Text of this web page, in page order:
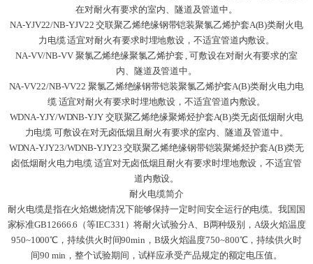
在对耐火有要求的室内、隧道及管道中。
NA-YJV22/NB-YJV22 交联聚乙烯绝缘钢带铠装聚氯乙烯护套A(B)类耐火电
力电缆 适宜对耐火有要求时埋地敷设，不适宜管道内敷设。
NA-VV/NB-VV 聚氯乙烯绝缘聚氯乙烯护套 , 可敷设在对耐火有要求的室
内、隧道及管道中。
NA-VV22/NB-VV22 聚氯乙烯绝缘钢带铠装聚氯乙烯护套A(B)类耐火电力电
缆 适宜对耐火有要求时埋地敷设，不适宜管道内敷设。
WDNA-YJY/WDNB-YJY 交联聚乙烯绝缘聚烯烃护套A(B)类无卤低烟耐火电
力电缆 可敷设在对无卤低烟且耐火有要求的室内、隧道及管道中。
WDNA-YJY23/WDNB-YJY23 交联聚乙烯绝缘钢带铠装聚烯烃护套A(B)类无
卤低烟耐火电力电缆 适宜对无卤低烟且耐火有要求时埋地敷设，不适宜管
道内敷设。
耐火电缆简介
耐火电缆是指在火焰燃烧情况下能够保持一定时间安全运行的电缆。我国国
家标准GB12666.6（等IEC331）将耐火试验分A、B两种级别，A级火焰温度
950~1000℃，持续供火时间90min，B级火焰温度750~800℃，持续供火时
间90 min，整个试验期间，试样应承受产品规定的额定电压值。